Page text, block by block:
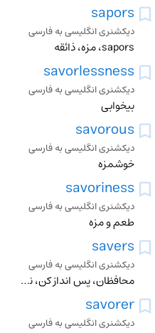
sapors
دیکشنری انگلیسی به فارسی
sapors، مزه، ذائقه
savorlessness
دیکشنری انگلیسی به فارسی
بیخوابی
savorous
دیکشنری انگلیسی به فارسی
خوشمزه
savoriness
دیکشنری انگلیسی به فارسی
طعم و مزه
savers
دیکشنری انگلیسی به فارسی
محافظان، پس انداز کن، نجارت دهنده
savorer
دیکشنری انگلیسی به فارسی